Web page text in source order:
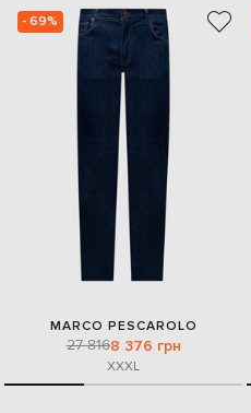
- 69%
MARCO PESCAROLO
27 8168 376 грн
XXXL